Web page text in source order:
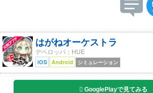
はがねオーケストラ
デベロッパ：HUE
iOS Android シミュレーション
GooglePlayで見てみる